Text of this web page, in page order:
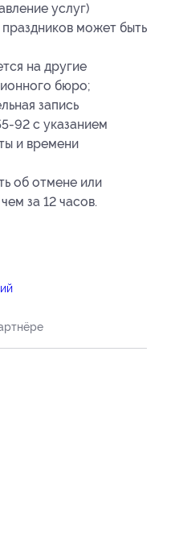
услуг)
может быть
на другие
бюро;
запись
92 с указанием
и времени
об отмене или
за 12 часов.